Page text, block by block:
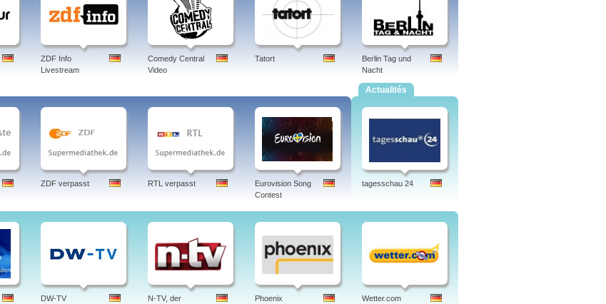
ZDF Info
Livestream
Comedy Central
Video
Tatort
Berlin Tag und
Nacht
ZDF verpasst RTL verpasst
Eurovision Song
Contest
Actualités
tagesschau 24
DW-TV
N-TV, der
Phoenix Wetter.com